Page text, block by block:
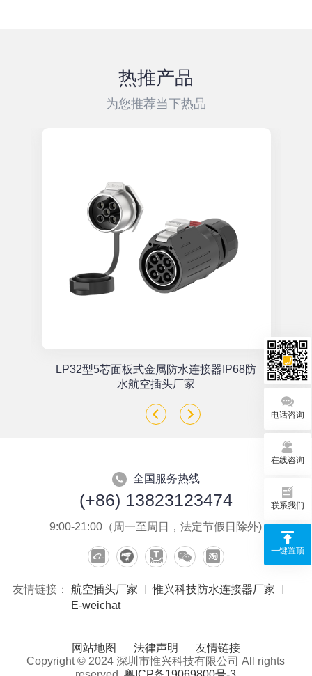
热推产品
为您推荐当下热品
LP32型5芯面板式金属防水连接器IP68防
水航空插头厂家
全国服务热线
(+86) 13823123474
9:00-21:00（周一至周日，法定节假日除外)
友情链接： 航空插头厂家
惟兴科技防水连接器厂家
E-weichat
网站地图 法律声明
友情链接
Copyright © 2024 深圳市惟兴科技有限公司 All rights
电话咨询
在线咨询
联系我们
一键置顶